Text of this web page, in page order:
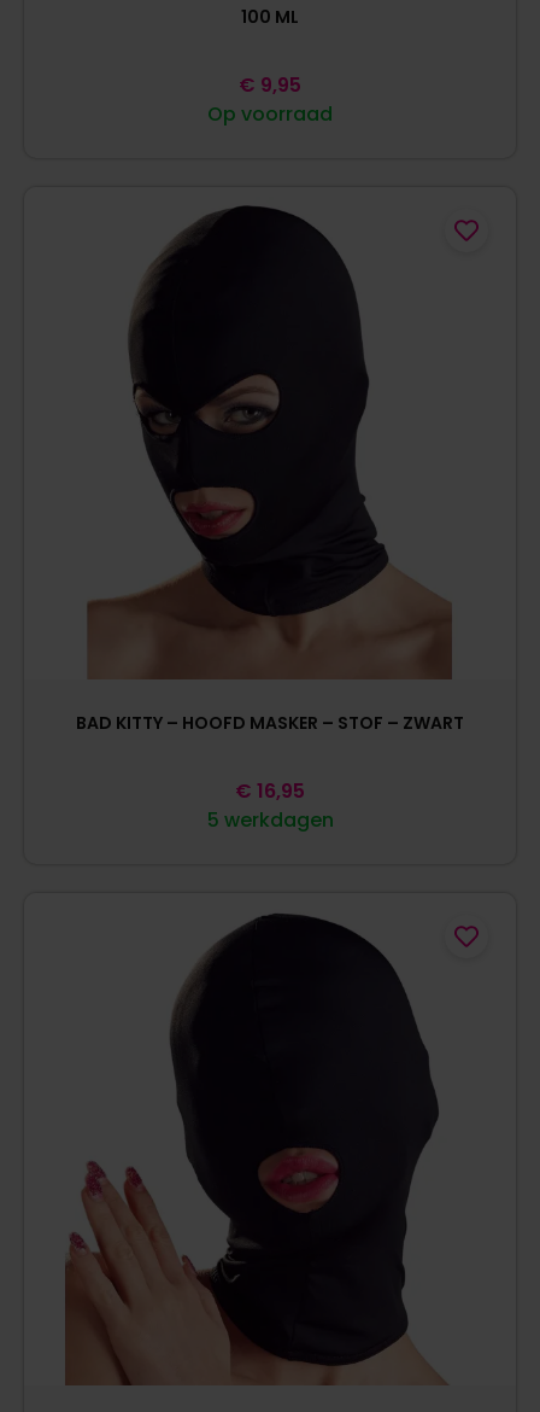
100 ML
Op voorraad
€ 9,95
BAD KITTY – HOOFD MASKER – STOF – ZWART
5 werkdagen
€ 16,95